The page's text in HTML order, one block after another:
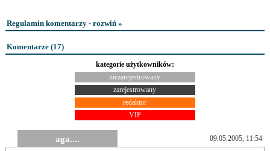
Regulamin komentarzy - rozwiń »
Komentarze (17)
kategorie użytkowników:
niezarejestrowany
zarejestrowany
redaktor
VIP
aga.... 09.05.2005, 11:54